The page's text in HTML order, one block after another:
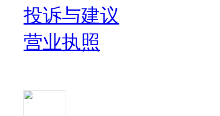
投诉与建议
营业执照